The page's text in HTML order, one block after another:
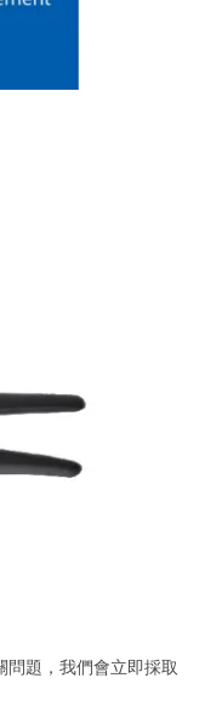
題，我們會立即採取